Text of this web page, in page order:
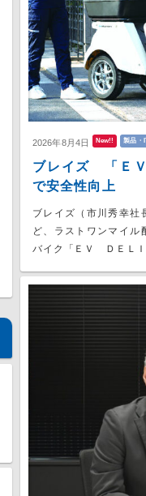
2026年8月4日 New!! 製品・
ブレイズ 「ＥＶ
で安全性向上
ブレイズ（市川秀幸社
ど、ラストワンマイル
バイク「ＥＶ ＤＥＬＩ